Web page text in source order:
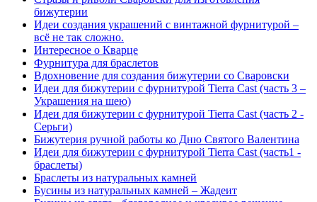
бижутерии
Идеи создания украшений с винтажной фурнитурой –
всё не так сложно.
Интересное о Кварце
Фурнитура для браслетов
Вдохновение для создания бижутерии со Сваровски
Идеи для бижутерии с фурнитурой Tierra Cast (часть 3 –
Украшения на шею)
Идеи для бижутерии с фурнитурой Tierra Cast (часть 2 -
Серьги)
Бижутерия ручной работы ко Дню Святого Валентина
Идеи для бижутерии с фурнитурой Tierra Cast (часть1 -
браслеты)
Браслеты из натуральных камней
Бусины из натуральных камней – Жадеит